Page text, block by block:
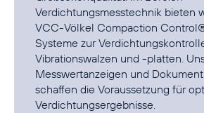
Verdichtungsmesstechnik bieten
VCC-Völkel Compaction
Systeme zur
Vibrationswalzen und -platten.
Messwertanzeigen und
schaffen die Voraussetzung für
Verdichtungsergebnisse.